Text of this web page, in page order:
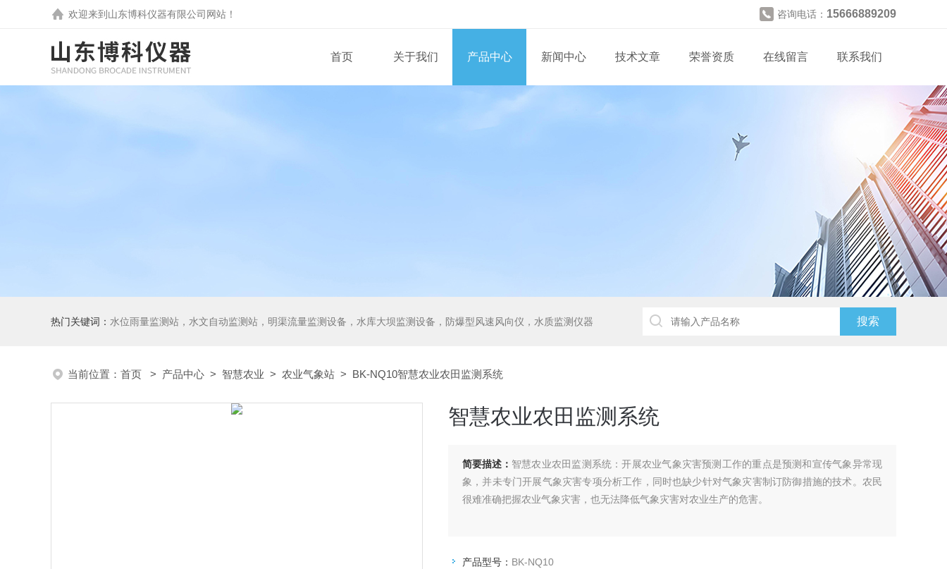
欢迎来到 山东博科仪器有限公司 网站！ 咨询电话： 15666889209
首页 关于我们 产品中心 新闻中心 技术文章 荣誉资质 在线留言 联系我们
热门关键词： 水位雨量监测站，水文自动监测站，明渠流量监测设备，水库大坝监测设备，防爆型风速风向仪，水质监测仪器
当前位置： 首页 > 产品中心 > 智慧农业 > 农业气象站 > BK-NQ10智慧农业农田监测系统
智慧农业农田监测系统
简要描述： 智慧农业农田监测系统：开展农业气象灾害预测工作的重点是预测和宣传气象异常现
象，并未专门开展气象灾害专项分析工作，同时也缺少针对气象灾害制订防御措施的技术。农民
很难准确把握农业气象灾害，也无法降低气象灾害对农业生产的危害。
产品型号： BK-NQ10